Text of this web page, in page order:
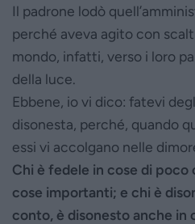
Il padrone lodò
perché aveva agito con
mondo, infatti, verso i loro
della luce.
Ebbene, io vi dico: fatevi
disonesta, perché, quando
essi vi accolgano nelle
Chi è fedele in cose di
cose importanti; e chi è
conto, è disonesto anche in